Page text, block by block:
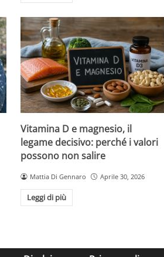
Vitamina D e magnesio, il
legame decisivo: perché i valori
possono non salire
Mattia Di Gennaro Aprile 30, 2026
Leggi di più